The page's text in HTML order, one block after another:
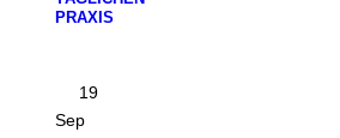
PRAXIS
19
Sep